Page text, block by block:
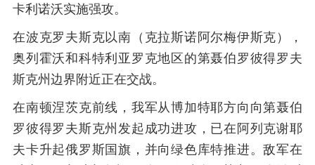
卡利诺沃实施强攻。
在波克罗夫斯克以南（克拉斯诺阿尔梅伊斯克），
奥列霍沃和科特利亚罗克地区的第聂伯罗彼得罗夫
斯克州边界附近正在交战。
在南顿涅茨克前线，我军从博加特耶方向向第聂伯
罗彼得罗夫斯克州发起成功进攻，已在阿列克谢耶
夫卡升起俄罗斯国旗，并向绿色库特推进。敌军在